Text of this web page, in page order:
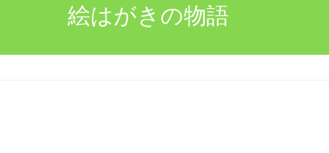
絵はがきの物語